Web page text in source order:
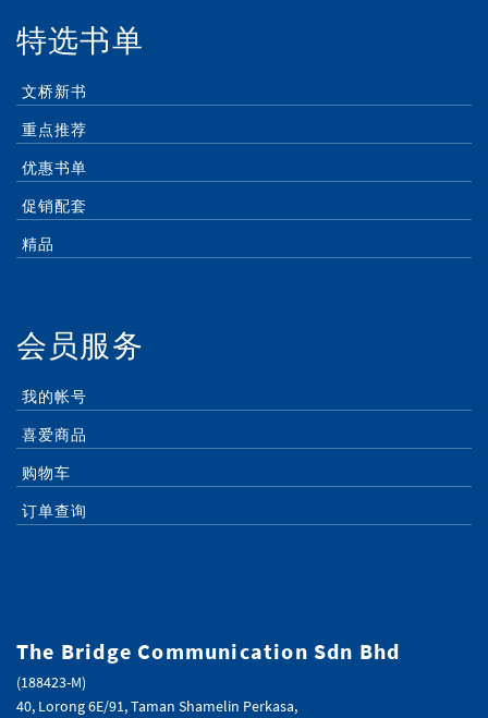
特选书单
文桥新书
重点推荐
优惠书单
促销配套
精品
会员服务
我的帐号
喜爱商品
购物车
订单查询
The Bridge Communication Sdn Bhd
(188423-M)
40, Lorong 6E/91, Taman Shamelin Perkasa,